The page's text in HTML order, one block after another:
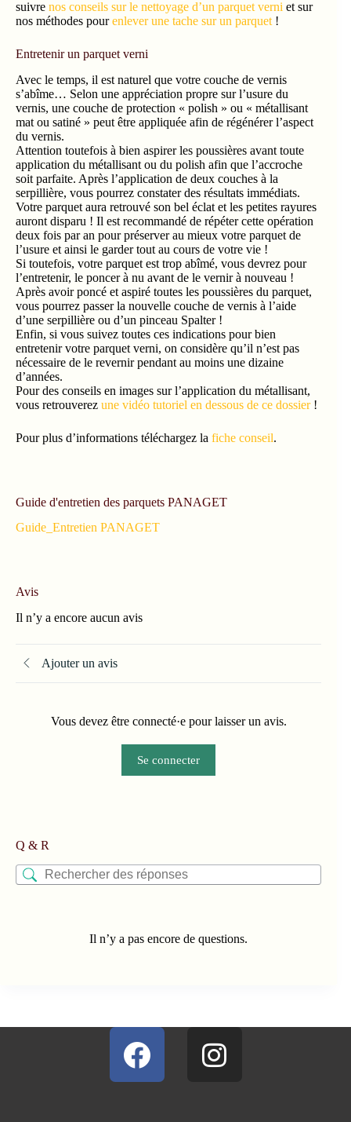
Entretenir un parquet verni
Avec le temps, il est naturel que votre couche de vernis
vernis, une couche de protection « polish » ou « métallisant
mat ou satiné » peut être appliquée afin de régénérer l’aspect
du vernis.
Attention toutefois à bien aspirer les poussières avant toute
application du métallisant ou du polish afin que l’accroche
soit parfaite. Après l’application de deux couches à la
serpillière, vous pourrez constater des résultats immédiats.
Votre parquet aura retrouvé son bel éclat et les petites rayures
auront disparu ! Il est recommandé de répéter cette opération
deux fois par an pour préserver au mieux votre parquet de
l’usure et ainsi le garder tout au cours de votre vie !
Si toutefois, votre parquet est trop abîmé, vous devrez pour
l’entretenir, le poncer à nu avant de le vernir à nouveau !
Après avoir poncé et aspiré toutes les poussières du parquet,
vous pourrez passer la nouvelle couche de vernis à l’aide
d’une serpillière ou d’un pinceau Spalter !
Enfin, si vous suivez toutes ces indications pour bien
entretenir votre parquet verni, on considère qu’il n’est pas
nécessaire de le revernir pendant au moins une dizaine
d’années.
Pour des conseils en images sur l’application du métallisant,
vous retrouverez
Pour plus d’informations téléchargez lafiche conseil .
Guide_Entretien PANAGET
Il n’y a encore aucun avis
Se connecter